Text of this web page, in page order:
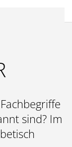
sind? Im